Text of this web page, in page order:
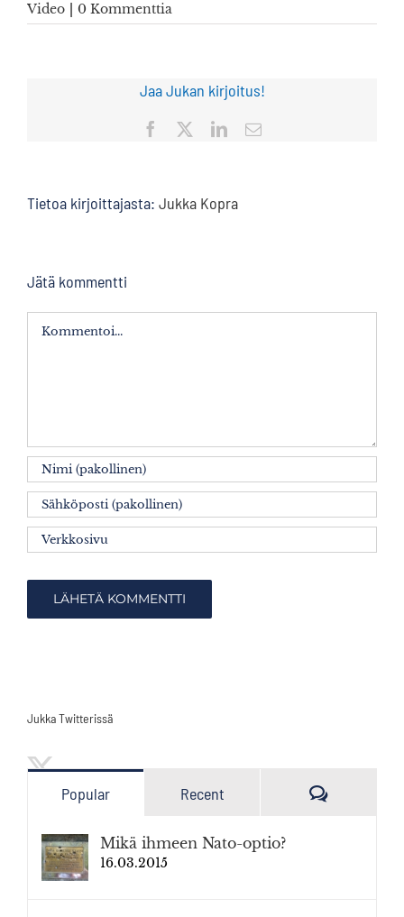
Video
0 Kommenttia
Jaa Jukan kirjoitus!
Facebook LinkedInSähköposti
Tietoa kirjoittajasta: Jukka Kopra
Jätä kommentti
Kommentti
Jukka Twitterissä
Popular Recent Kommenttia
Mikä ihmeen Nato-optio?
16.03.2015